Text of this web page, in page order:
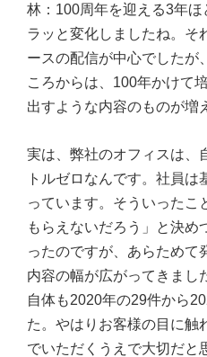
林：100周年を迎える3年
ラッと変化しましたね。そ
ースの配信が中心でしたが
ころからは、100年かけて
出すような内容のものが増
実は、弊社のオフィスは、
トルゼロなんです。社員
っています。そういったこ
もらえないだろう」と決め
ったのですが、あらためて
内容の幅が広がってきまし
自体も2020年の29件から
た。やはりお客様の目に触
でいただくうえで大切だと